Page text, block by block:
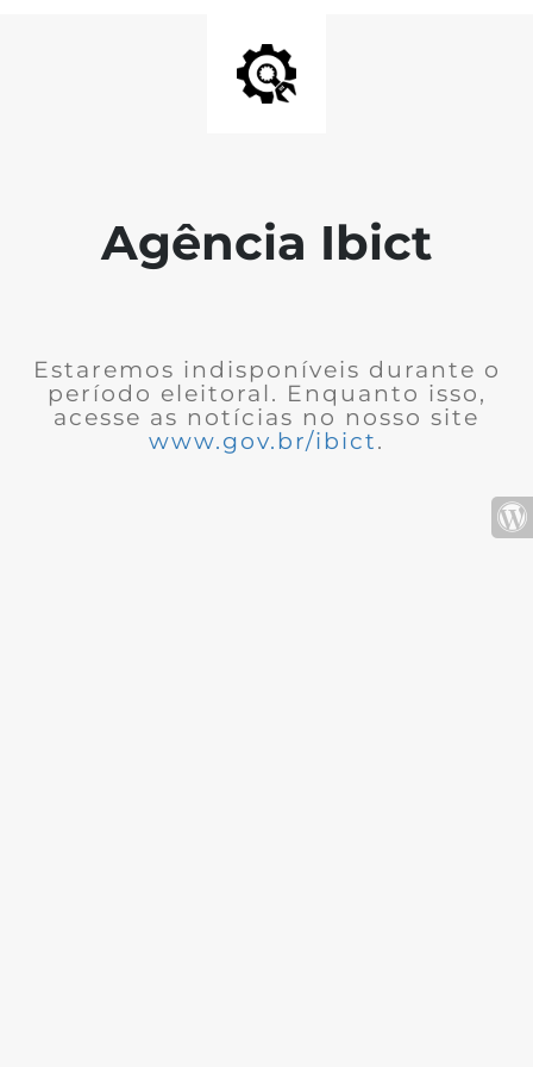
Agência Ibict
Estaremos indisponíveis durante o
período eleitoral. Enquanto isso,
acesse as notícias no nosso site
www.gov.br/ibict.